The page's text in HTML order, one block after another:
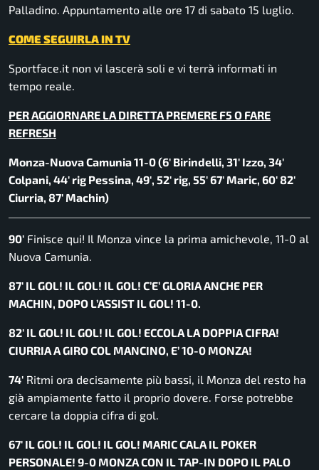
Palladino. Appuntamento alle ore 17 di sabato 15 luglio.
COME SEGUIRLA IN TV
Sportface.it non vi lascerà soli e vi terrà informati in
tempo reale.
PER AGGIORNARE LA DIRETTA PREMERE F5 O FARE
REFRESH
Monza-Nuova Camunia 11-0 (6′ Birindelli, 31′ Izzo, 34′
Colpani, 44′ rig Pessina, 49′, 52′ rig, 55′ 67′ Maric, 60′ 82′
Ciurria, 87′ Machin)
90′ Finisce qui! Il Monza vince la prima amichevole, 11-0 al
Nuova Camunia.
87′ IL GOL! IL GOL! IL GOL! C’E’ GLORIA ANCHE PER
MACHIN, DOPO L’ASSIST IL GOL! 11-0.
82′ IL GOL! IL GOL! IL GOL! ECCOLA LA DOPPIA CIFRA!
CIURRIA A GIRO COL MANCINO, E’ 10-0 MONZA!
74′ Ritmi ora decisamente più bassi, il Monza del resto ha
già ampiamente fatto il proprio dovere. Forse potrebbe
cercare la doppia cifra di gol.
67′ IL GOL! IL GOL! IL GOL! MARIC CALA IL POKER
PERSONALE! 9-0 MONZA CON IL TAP-IN DOPO IL PALO